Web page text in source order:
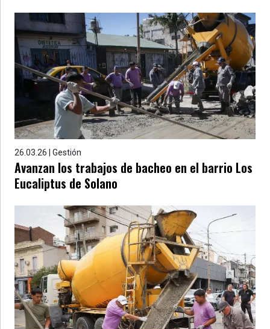
26.03.26 | Gestión
Avanzan los trabajos de bacheo en el barrio Los
Eucaliptus de Solano